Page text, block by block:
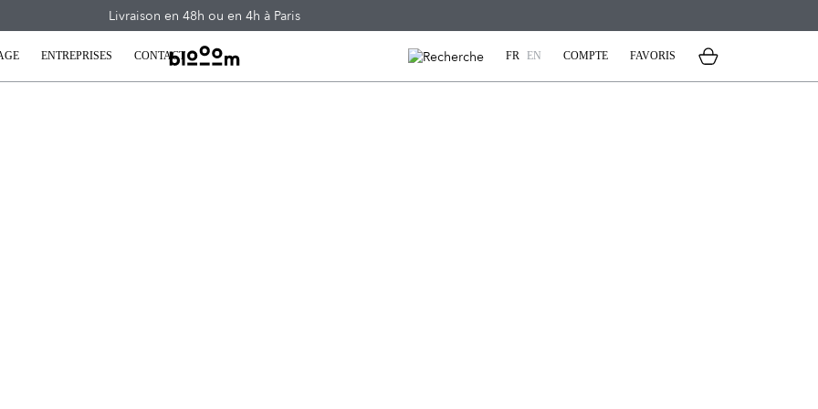
Livraison en 48h ou en 4h à Paris
ENTREPRISES CONTACT FR EN COMPTE FAVORIS